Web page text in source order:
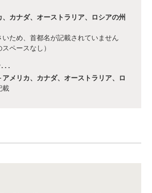
、カナダ、オーストラリア、ロシアの州
いため、首都名が記載されていません
スペースなし）
･･
アメリカ、カナダ、オーストラリア、ロ
載